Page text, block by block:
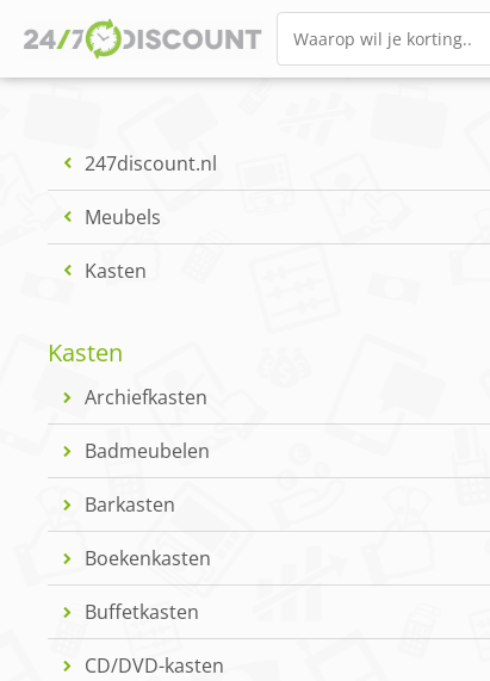
247discount.nl
Meubels
Kasten
Kasten
Archiefkasten
Badmeubelen
Barkasten
Boekenkasten
Buffetkasten
CD/DVD-kasten